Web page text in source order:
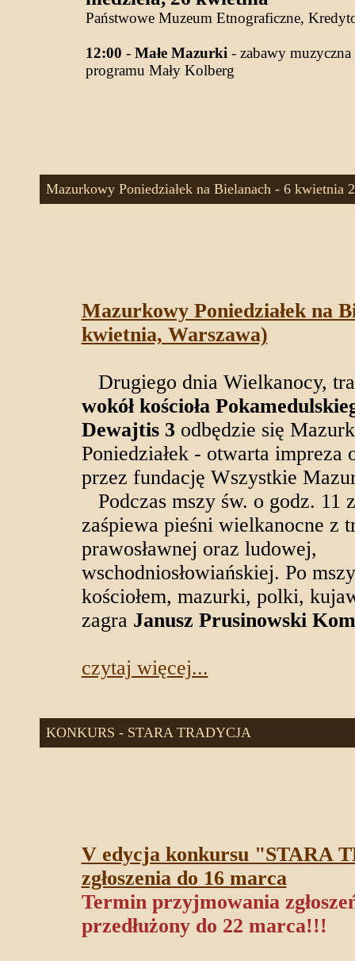
Państwowe Muzeum Etnograficzne,
12:00 - Małe Mazurki - zabawy
programu Mały Kolberg
Mazurkowy Poniedziałek na Bielanach - 6 kwietnia
Mazurkowy Poniedziałek na
kwietnia, Warszawa)
Drugiego dnia Wielkanocy,
wokół kościoła
Dewajtis 3 odbędzie się
Poniedziałek - otwarta impreza
przez fundację Wszystkie
Podczas mszy św. o godz. 11
zaśpiewa pieśni wielkanocne z
prawosławnej oraz ludowej,
wschodniosłowiańskiej. Po
kościołem, mazurki, polki,
zagra Janusz Prusinowski
czytaj więcej...
KONKURS - STARA TRADYCJA
V edycja konkursu "STARA
zgłoszenia do 16 marca
Termin przyjmowania
przedłużony do 22 marca!!!